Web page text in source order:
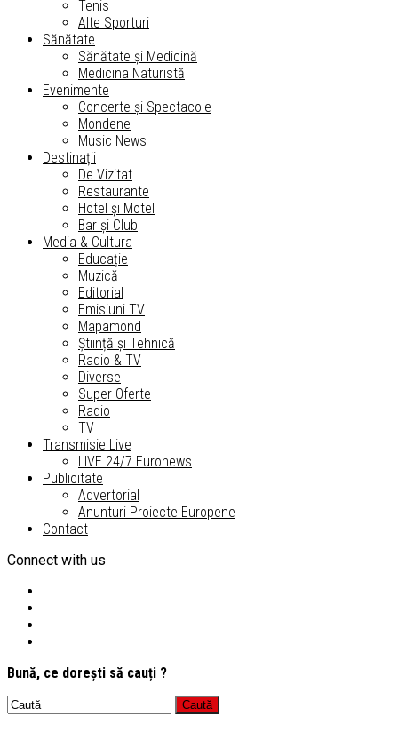
Tenis
Alte Sporturi
Sănătate
Sănătate și Medicină
Medicina Naturistă
Evenimente
Concerte și Spectacole
Mondene
Music News
Destinații
De Vizitat
Restaurante
Hotel și Motel
Bar și Club
Media & Cultura
Educație
Muzică
Editorial
Emisiuni TV
Mapamond
Știință și Tehnică
Radio & TV
Diverse
Super Oferte
Radio
TV
Transmisie Live
LIVE 24/7 Euronews
Publicitate
Advertorial
Anunturi Proiecte Europene
Contact
Connect with us
Bună, ce dorești să cauți ?